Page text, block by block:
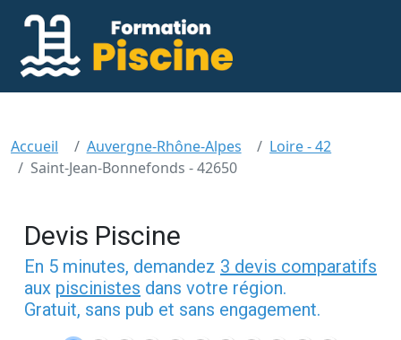
Accueil Auvergne-Rhône-Alpes
Loire - 42
Saint-Jean-Bonnefonds - 42650
Devis Piscine
En 5 minutes, demandez 3 devis comparatifs
aux piscinistes dans votre région.
Gratuit, sans pub et sans engagement.